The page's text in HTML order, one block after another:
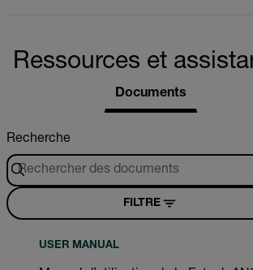
Ressources et
Documents
Recherche
FILTRE
USER MANUAL